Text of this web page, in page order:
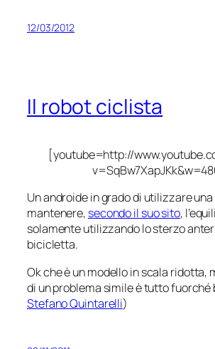
12/03/2012
Il robot ciclista
[youtube=http://
Un androide in grado di utilizzare
mantenere, secondo il suo sito,
solamente utilizzando lo sterzo
bicicletta.
Ok che è un modello in scala ridotta,
di un problema simile è tutto fuorché
Stefano Quintarelli)